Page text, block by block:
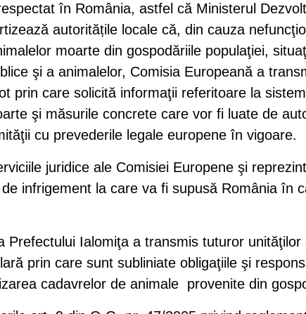
în România, astfel că Ministerul
autoritățile locale că, din cauza
moarte din gospodăriile populaţiei,
şi a animalelor, Comisia Europeană a
prin care solicită informaţii referitoare la
şi măsurile concrete care vor fi luate de
cu prevederile legale europene în vigoare.
juridice ale Comisiei Europene şi
infrigement la care va fi supusă România în
Ialomiţa a transmis tuturor unităţilor
prin care sunt subliniate obligaţiile şi
cadavrelor de animale provenite din